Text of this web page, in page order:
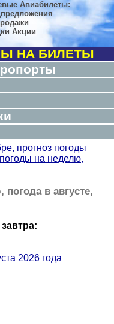
Авиабилеты:
Акции
НА БИЛЕТЫ
прогноз погоды
на неделю,
в августе,
2026 года